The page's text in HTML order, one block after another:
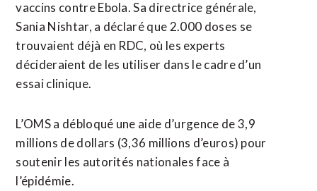
vaccins contre Ebola. Sa directrice générale,
Sania Nishtar, a ​déclaré que 2.000 doses se
trouvaient déjà en RDC, où les experts
décideraient de les utiliser dans le cadre d’un
essai clinique.
L’OMS a débloqué une aide d’urgence de 3,9
millions de ‌dollars (3,36 millions d’euros) pour
soutenir ​les autorités nationales face à
l’épidémie.